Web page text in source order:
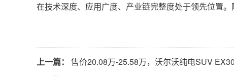
在技术深度、应用广度、产业链完整度处于领先位置
上一篇：
售价20.08万-25.58万，沃尔沃纯电SUV